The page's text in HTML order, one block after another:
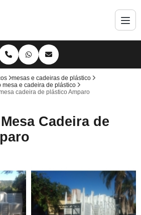
mesas e cadeiras de plástico
mesa e cadeira de plástico
cadeira de plástico Amparo
Cadeira de